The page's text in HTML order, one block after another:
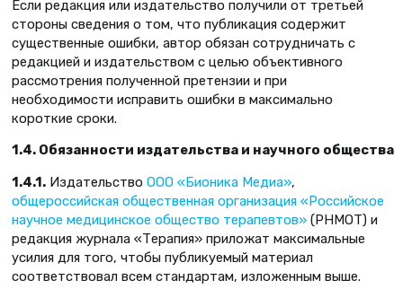
Если редакция или издательство получили от третьей
стороны сведения о том, что публикация содержит
существенные ошибки, автор обязан сотрудничать с
редакцией и издательством с целью объективного
рассмотрения полученной претензии и при
необходимости исправить ошибки в максимально
короткие сроки.
1.4. Обязанности издательства и научного общества
1.4.1. Издательство ООО «Бионика Медиа»,
общероссийская общественная организация «Российское
научное медицинское общество терапевтов» (РНМОТ) и
редакция журнала «Терапия» приложат максимальные
усилия для того, чтобы публикуемый материал
соответствовал всем стандартам, изложенным выше.